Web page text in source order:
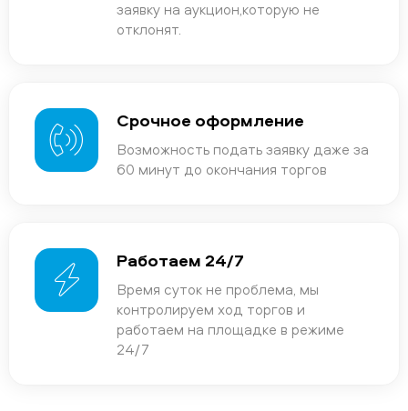
заявку на аукцион,которую не
отклонят.
Срочное оформление
Возможность подать заявку даже за
60 минут до окончания торгов
Работаем 24/7
Время суток не проблема, мы
контролируем ход торгов и
работаем на площадке в режиме
24/7